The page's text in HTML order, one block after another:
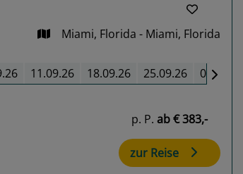
Miami, Florida - Miami, Florida
11.09.26 18.09.26 25.09.26
p. P. ab€ 383,-
zur Reise